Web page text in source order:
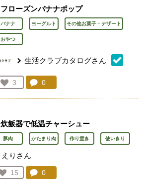
フローズンバナナポップ
バナナ ヨーグルト その他お菓子・デザート
おやつ
生活クラブカタログさん
お気に入り登録：
3
人が登録
コメント：
0
炊飯器で低温チャーシュー
豚肉 かたまり肉 作り置き 使いきり
えりさん
お気に入り登録：
15
人が登録
コメント：
0